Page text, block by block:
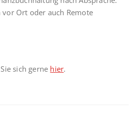
Ort oder auch Remote
sich gerne hier.